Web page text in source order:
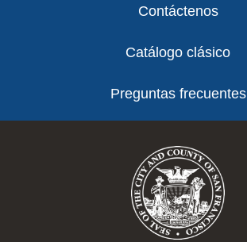
Contáctenos
Catálogo clásico
Preguntas frecuentes